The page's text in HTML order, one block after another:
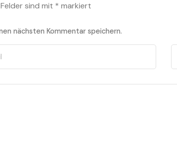
sind mit * markiert
nächsten Kommentar speichern.